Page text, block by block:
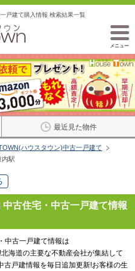
戸建て購入情報 検索結果一覧
メニュー
最近見た物件
ハウスタウン)中古一戸建て
内駅
古住宅・中古一戸建て情報
中古一戸建て情報は
海道の主要な不動産会社が集結して
戸建情報を毎日追加更新!お客様の生